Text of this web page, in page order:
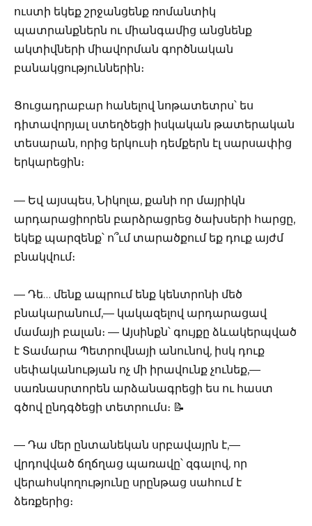
ուստի եկեք շրջանցենք ռոմանտիկ
պատրանքներն ու միանգամից անցնենք
ակտիվների միավորման գործնական
բանակցություններին։
Ցուցադրաբար հանելով նոթատետրս՝ ես
դիտավորյալ ստեղծեցի իսկական թատերական
տեսարան, որից երկուսի դեմքերն էլ սարսափից
երկարեցին։
— Եվ այսպես, Նիկոլա, քանի որ մայրիկն
արդարացիորեն բարձրացրեց ծախսերի հարցը,
եկեք պարզենք՝ ո՞ւմ տարածքում եք դուք այժմ
բնակվում։
— Դե… մենք ապրում ենք կենտրոնի մեծ
բնակարանում,— կակազելով արդարացավ
մամայի բալան։ — Այսինքն՝ գույքը ձևակերպված
է Տամարա Պետրովնայի անունով, իսկ դուք
սեփականության ոչ մի իրավունք չունեք,—
սառնասրտորեն արձանագրեցի ես ու հաստ
գծով ընդգծեցի տետրումս։ 📝
— Դա մեր ընտանեկան սրբավայրն է,—
վրդովված ճղճղաց պառավը՝ զգալով, որ
վերահսկողությունը սրընթաց սահում է
ձեռքերից։